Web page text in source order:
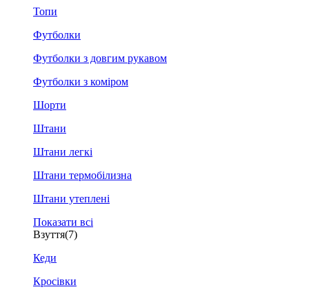
Топи
Футболки
Футболки з довгим рукавом
Футболки з коміром
Шорти
Штани
Штани легкі
Штани термобілизна
Штани утеплені
Показати всі
Взуття(7)
Кеди
Кросівки